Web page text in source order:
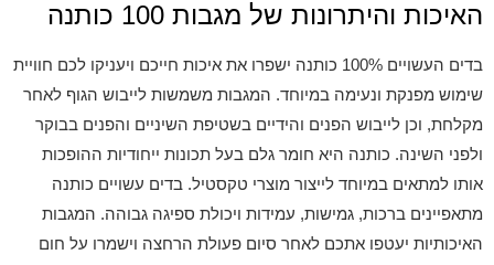
האיכות והיתרונות של מגבות 100 כותנה
בדים העשויים 100% כותנה ישפרו את איכות חייכם ויעניקו לכם חוויית
שימוש מפנקת ונעימה במיוחד. המגבות משמשות לייבוש הגוף לאחר
מקלחת, וכן לייבוש הפנים והידיים בשטיפת השיניים והפנים בבוקר
ולפני השינה. כותנה היא חומר גלם בעל תכונות ייחודיות ההופכות
אותו למתאים במיוחד לייצור מוצרי טקסטיל. בדים עשויים כותנה
מתאפיינים ברכות, גמישות, עמידות ויכולת ספיגה גבוהה. המגבות
האיכותיות יעטפו אתכם לאחר סיום פעולת הרחצה וישמרו על חום